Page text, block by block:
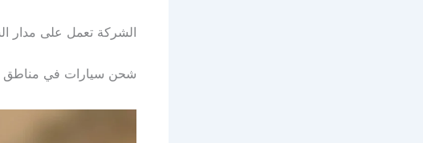
الشركة تعمل على مدار
شحن سيارات في مناطق